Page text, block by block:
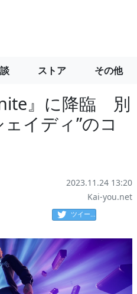
ストア その他
』に降臨 別
イディ”のコ
2023.11.24 13:20
Kai-you.net
ツイート